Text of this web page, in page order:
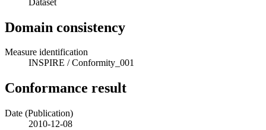
Domain consistency
Measure identification
INSPIRE /Conformity_001
Conformance result
Date (Publication)
2010-12-08